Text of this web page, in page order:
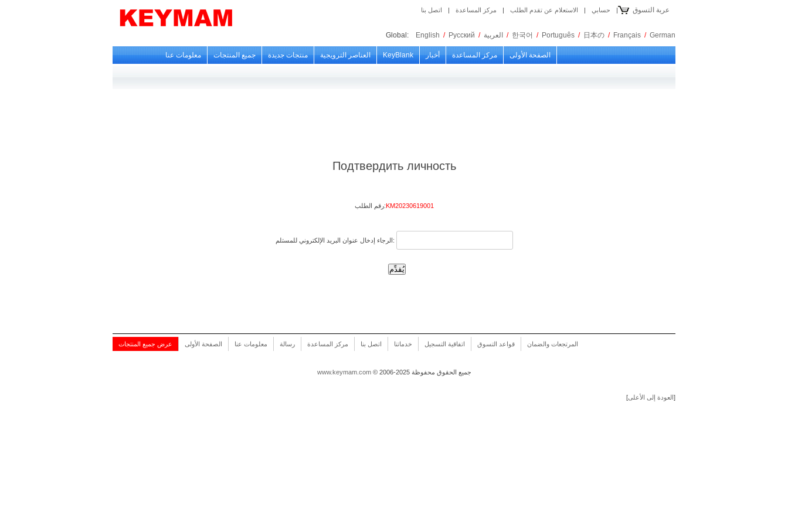
عربة التسوق | حسابي | الاستعلام عن تقدم الطلب | مركز المساعدة | اتصل بنا
Global: English / Русский / العربية / 한국어 / Português / 日本の / Français / German
معلومات عنا جميع المنتجات منتجات جديدة العناصر الترويجية KeyBlank أخبار مركز المساعدة الصفحة الأولى
Подтвердить личность
رقم الطلب:KM20230619001
الرجاء إدخال عنوان البريد الإلكتروني للمستلم:
عرض جميع المنتجات الصفحة الأولى معلومات عنا رسالة مركز المساعدة اتصل بنا خدماتنا اتفاقية التسجيل قواعد التسوق المرتجعات والضمان
www.keymam.com © 2006-2025 جميع الحقوق محفوظة
[العودة إلى الأعلى]